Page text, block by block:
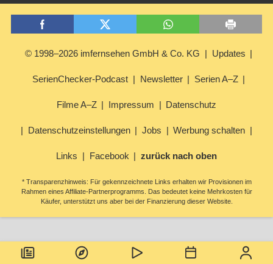
© 1998–2026 imfernsehen GmbH & Co. KG Updates
SerienChecker-Podcast Newsletter Serien A–Z
Filme A–Z Impressum Datenschutz
Datenschutzeinstellungen Jobs Werbung schalten
Links Facebook zurück nach oben
* Transparenzhinweis: Für gekennzeichnete Links erhalten wir Provisionen im
Rahmen eines Affiliate-Partnerprogramms. Das bedeutet keine Mehrkosten für
Käufer, unterstützt uns aber bei der Finanzierung dieser Website.